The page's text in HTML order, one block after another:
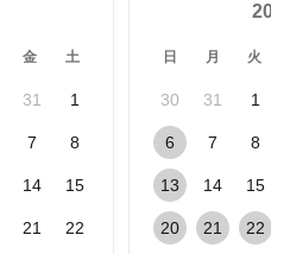
金 土
31 1
7 8
14 15
21 22
日 月 火
30 31 1
6 7 8
13 14 15
20 21 22